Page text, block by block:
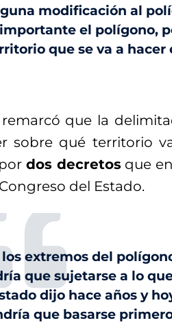
modificación al
importante el polígono,
que se va a hacer
que la
sobre qué territorio
dos decretos que
del Estado.
los extremos del
que sujetarse a lo
dijo hace años y
que basarse